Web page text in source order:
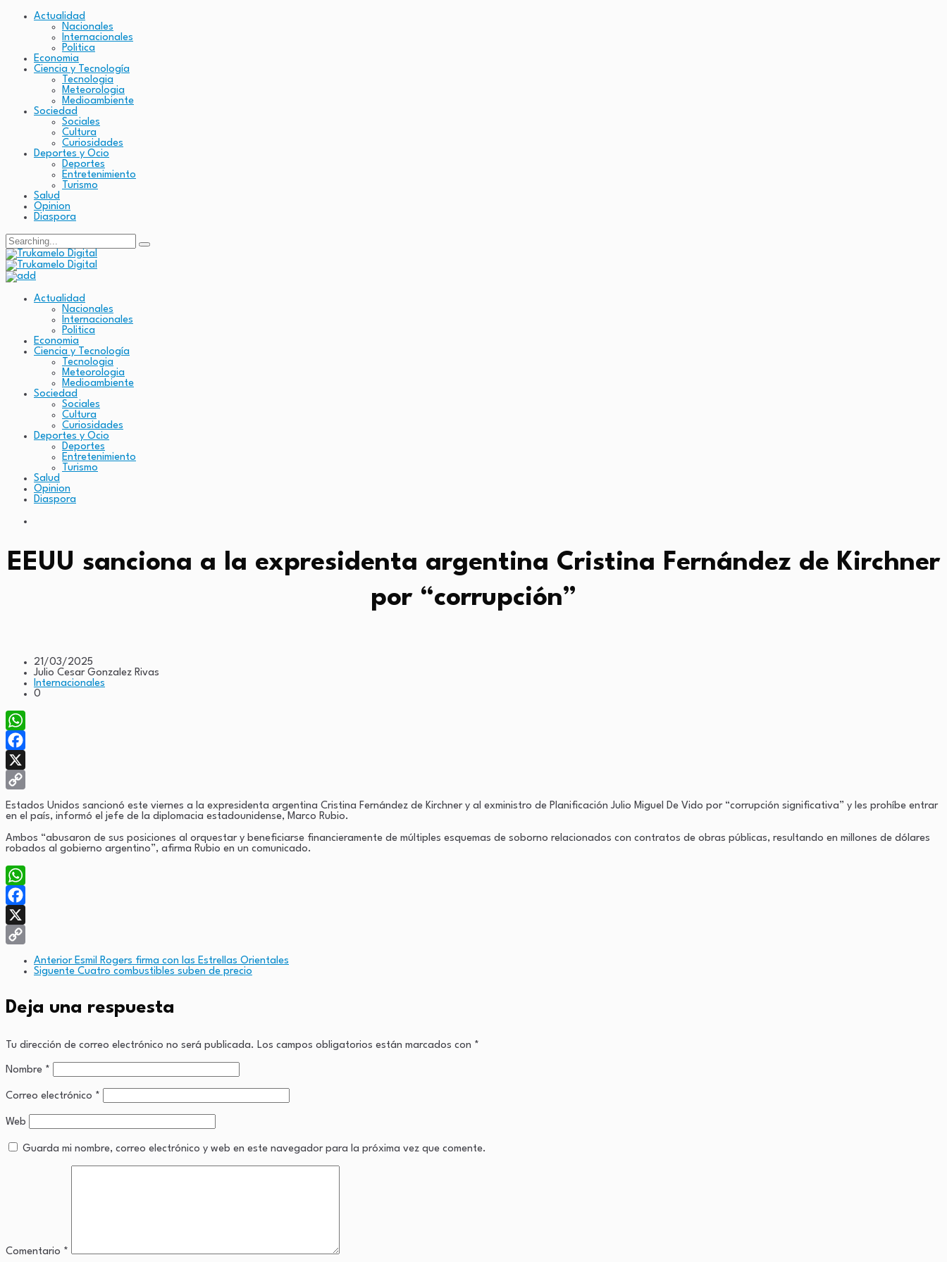
Actualidad
Nacionales
Internacionales
Politica
Economia
Ciencia y Tecnología
Tecnologia
Meteorologia
Medioambiente
Sociedad
Sociales
Cultura
Curiosidades
Deportes y Ocio
Deportes
Entretenimiento
Turismo
Salud
Opinion
Diaspora
Search
for:
Actualidad
Nacionales
Internacionales
Politica
Economia
Ciencia y Tecnología
Tecnologia
Meteorologia
Medioambiente
Sociedad
Sociales
Cultura
Curiosidades
Deportes y Ocio
Deportes
Entretenimiento
Turismo
Salud
Opinion
Diaspora
EEUU sanciona a la expresidenta argentina Cristina Fernández de Kirchner
por “corrupción”
21/03/2025
Julio Cesar Gonzalez Rivas
Internacionales
0
WhatsApp
Facebook
X
Copy
Link
Estados Unidos sancionó este viernes a la expresidenta argentina Cristina Fernández de Kirchner y al exministro de Planificación Julio Miguel De Vido por “corrupción significativa” y les prohíbe entrar
en el país, informó el jefe de la diplomacia estadounidense, Marco Rubio.
Ambos “abusaron de sus posiciones al orquestar y beneficiarse financieramente de múltiples esquemas de soborno relacionados con contratos de obras públicas, resultando en millones de dólares
robados al gobierno argentino”, afirma Rubio en un comunicado.
WhatsApp
Facebook
X
Anterior Esmil Rogers firma con las Estrellas Orientales
Siguente Cuatro combustibles suben de precio
Deja una respuesta
Tu dirección de correo electrónico no será publicada. Los campos obligatorios están marcados con *
Nombre *
Correo electrónico *
Web
Guarda mi nombre, correo electrónico y web en este navegador para la próxima vez que comente.
Comentario *